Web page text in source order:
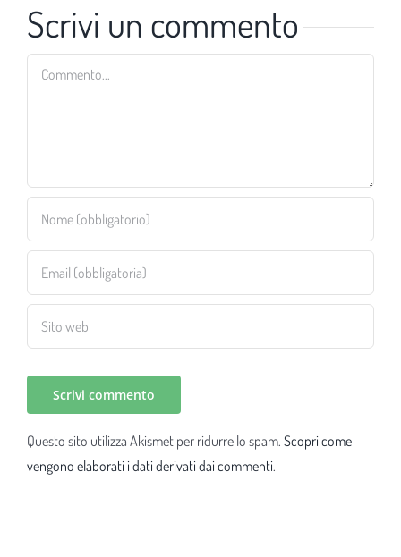
Scrivi un commento
Commento
Questo sito utilizza Akismet per ridurre lo spam. Scopri come
vengono elaborati i dati derivati dai commenti.